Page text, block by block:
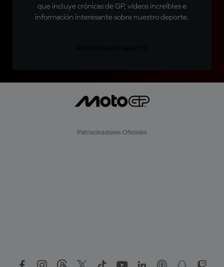
que incluye crónicas de GP, vídeos increíbles e
información interesante sobre nuestro deporte.
Patrocinadores Oficiales